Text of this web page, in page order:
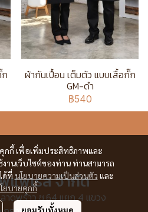
ผ้ากันเปื้อน เต็มตัว แบบเสื้อกั๊ก
GM-ดำ
฿540
กกี้ เพื่อเพิ่มประสิทธิภาพและ
านเว็บไซต์ของท่าน ท่านสามารถ
ด้ที่ นโยบายความเป็นส่วนตัว และ
ยบายคุกกี้
ยอมรับทั้งหมด
แพเรล จำกัด
าดพร้าว ซ.64 แยก 4 แขวง